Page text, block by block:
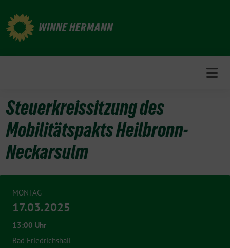
zum
Inhalt
WINNE HERMANN
Steuerkreissitzung des
Mobilitätspakts Heilbronn-
Neckarsulm
MONTAG
17.03.2025
13:00 Uhr
Bad Friedrichshall